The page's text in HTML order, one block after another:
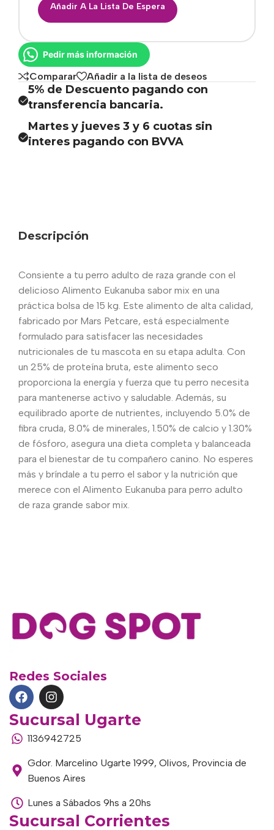
Añadir A La Lista De Espera
Pedir más información
Comparar Añadir a la lista de deseos
5% de Descuento pagando con
transferencia bancaria.
Martes y jueves 3 y 6 cuotas sin
interes pagando con BVVA
Descripción
Consiente a tu perro adulto de raza grande con el
delicioso Alimento Eukanuba sabor mix en una
práctica bolsa de 15 kg. Este alimento de alta calidad,
fabricado por Mars Petcare, está especialmente
formulado para satisfacer las necesidades
nutricionales de tu mascota en su etapa adulta. Con
un 25% de proteína bruta, este alimento seco
proporciona la energía y fuerza que tu perro necesita
para mantenerse activo y saludable. Además, su
equilibrado aporte de nutrientes, incluyendo 5.0% de
fibra cruda, 8.0% de minerales, 1.50% de calcio y 1.30%
de fósforo, asegura una dieta completa y balanceada
para el bienestar de tu compañero canino. No esperes
más y bríndale a tu perro el sabor y la nutrición que
merece con el Alimento Eukanuba para perro adulto
de raza grande sabor mix.
Redes Sociales
Sucursal Ugarte
1136942725
Gdor. Marcelino Ugarte 1999, Olivos, Provincia de
Buenos Aires
Lunes a Sábados 9hs a 20hs
Sucursal Corrientes